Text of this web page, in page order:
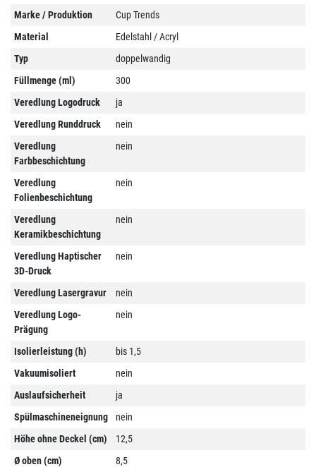
Marke / Produktion
Cup Trends
Material
Edelstahl / Acryl
Typ
doppelwandig
Füllmenge (ml)
300
Veredlung Logodruck
ja
Veredlung Runddruck
nein
Veredlung
Farbbeschichtung
nein
Veredlung
Folienbeschichtung
nein
Veredlung
Keramikbeschichtung
nein
Veredlung Haptischer
3D-Druck
nein
Veredlung Lasergravur
nein
Veredlung Logo-
Prägung
nein
Isolierleistung (h)
bis 1,5
Vakuumisoliert
nein
Auslaufsicherheit
ja
Spülmaschineneignung
nein
Höhe ohne Deckel (cm)
12,5
Ø oben (cm)
8,5